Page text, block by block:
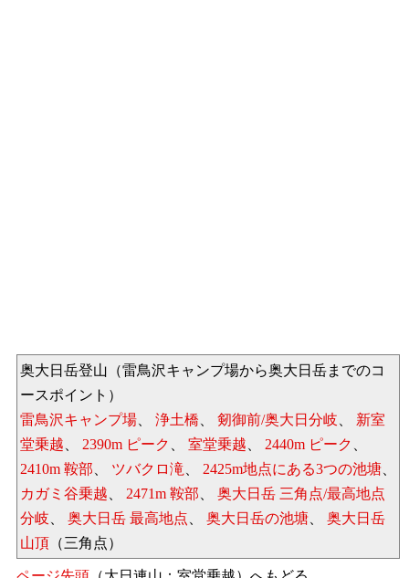
奥大日岳登山（雷鳥沢キャンプ場から奥大日岳までのコ
ースポイント）
雷鳥沢キャンプ場
浄土橋 剱御前/奥大日分岐
新室
堂乗越
2390m ピーク 室堂乗越 2440m ピーク
2410m 鞍部
ツバクロ滝 2425m地点にある3つの池塘
カガミ谷乗越
2471m 鞍部
奥大日岳 三角点/最高地点
分岐
奥大日岳 最高地点 奥大日岳の池塘
奥大日岳
山頂 （三角点）